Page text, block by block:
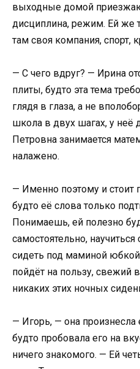
выходные домой
дисциплина, режим. Ей же
там своя компания, спорт,
— С чего вдруг? — Ирина
плиты, будто эта тема
глядя в глаза, а не
школа в двух шагах, у неё
Петровна занимается
налажено.
— Именно поэтому и стоит
будто её слова только
Понимаешь, ей полезно
самостоятельно, научиться
сидеть под маминой
пойдёт на пользу, свежий
никаких этих ночных
— Игорь, — она
будто пробовала его на
ничего знакомого. — Ей